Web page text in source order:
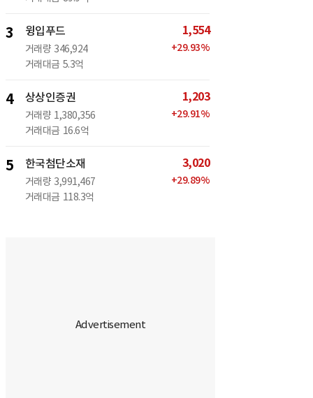
3 윙입푸드
거래량 346,924
거래대금 5.3억
1,554
+29.93%
4 상상인증권
거래량 1,380,356
거래대금 16.6억
1,203
+29.91%
5 한국첨단소재
거래량 3,991,467
거래대금 118.3억
3,020
+29.89%